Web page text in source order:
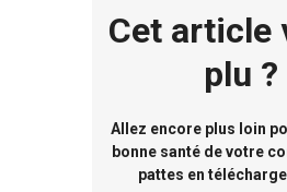
Cet article
plu ?
Allez encore plus loin
bonne santé de votre
pattes en